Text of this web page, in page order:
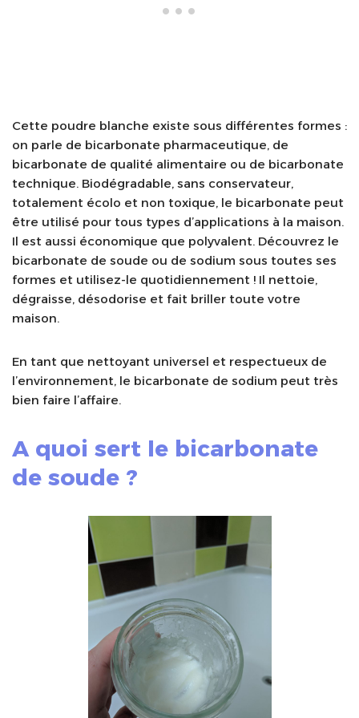
Cette poudre blanche existe sous différentes formes :
on parle de bicarbonate pharmaceutique, de
bicarbonate de qualité alimentaire ou de bicarbonate
technique. Biodégradable, sans conservateur,
totalement écolo et non toxique, le bicarbonate peut
être utilisé pour tous types d’applications à la maison.
Il est aussi économique que polyvalent. Découvrez le
bicarbonate de soude ou de sodium sous toutes ses
formes et utilisez-le quotidiennement ! Il nettoie,
dégraisse, désodorise et fait briller toute votre
maison.
En tant que nettoyant universel et respectueux de
l’environnement, le bicarbonate de sodium peut très
bien faire l’affaire.
A quoi sert le bicarbonate
de soude ?